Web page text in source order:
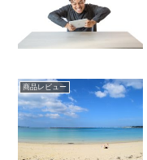
商品レビュー